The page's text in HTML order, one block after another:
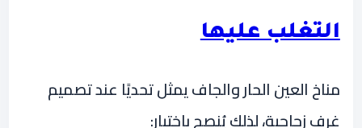
التغلب عليها
مناخ العين الحار والجاف يمثل تحديًا عند تصميم
غرف زجاجية، لذلك يُنصح باختيار: